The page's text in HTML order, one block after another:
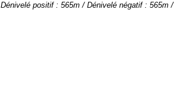
Dénivelé positif : 565m / Dénivelé négatif : 565m